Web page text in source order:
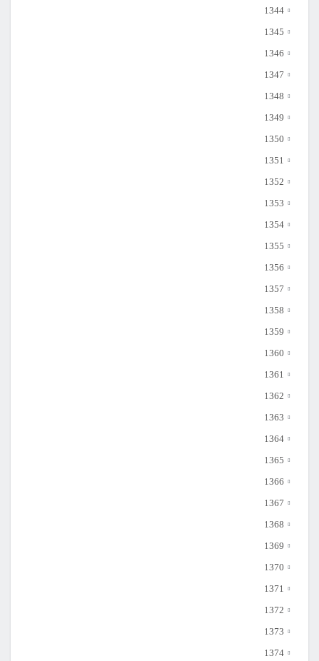
1344
1345
1346
1347
1348
1349
1350
1351
1352
1353
1354
1355
1356
1357
1358
1359
1360
1361
1362
1363
1364
1365
1366
1367
1368
1369
1370
1371
1372
1373
1374